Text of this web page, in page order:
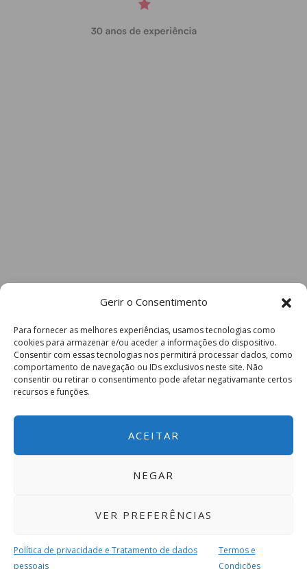
Gerir o Consentimento
Para fornecer as melhores experiências, usamos tecnologias como
cookies para armazenar e/ou aceder a informações do dispositivo.
Consentir com essas tecnologias nos permitirá processar dados, como
comportamento de navegação ou IDs exclusivos neste site. Não
consentir ou retirar o consentimento pode afetar negativamante certos
recursos e funções.
ACEITAR
NEGAR
VER PREFERÊNCIAS
Política de privacidade e Tratamento de dados
pessoais
Termos e
Condições